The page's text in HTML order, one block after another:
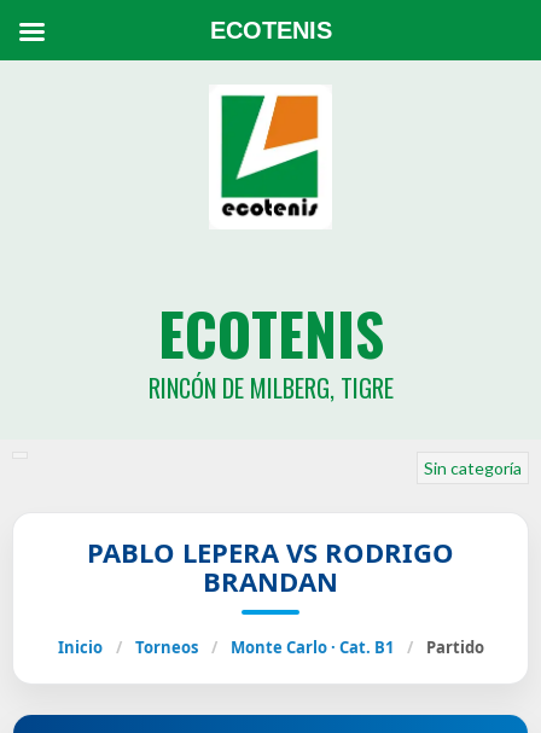
ECOTENIS
RINCÓN DE MILBERG, TIGRE
Sin categoría
PABLO LEPERA VS RODRIGO
BRANDAN
Inicio / Torneos / Monte Carlo · Cat. B1 / Partido
ECOTENIS